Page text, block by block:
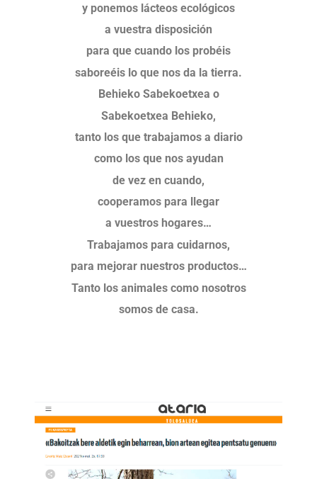
y ponemos lácteos ecológicos
a vuestra disposición
para que cuando los probéis
saboreéis lo que nos da la tierra.
Behieko Sabekoetxea o
Sabekoetxea Behieko,
tanto los que trabajamos a diario
como los que nos ayudan
de vez en cuando,
cooperamos para llegar
a vuestros hogares…
Trabajamos para cuidarnos,
para mejorar nuestros productos…
Tanto los animales como nosotros
somos de casa.